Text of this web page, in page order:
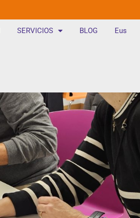
SERVICIOS BLOG Eus